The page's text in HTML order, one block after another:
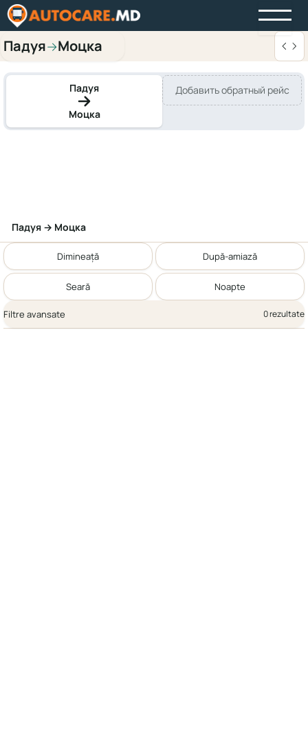
Падуя→Моцка
Падуя
Моцка
Добавить обратный рейс
Падуя → Моцка
Dimineață După-amiază
Seară Noapte
Filtre avansate 0 rezultate